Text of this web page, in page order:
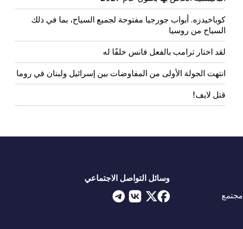
كوباخيدزه. أبواب جورجيا مفتوحة لجميع السياح، بما في ذلك
السياح من روسيا
لقد اختار ترامب بالفعل فانس خلفًا له
انتهت الجولة الأولى من المفاوضات بين إسرائيل ولبنان في روما
قتل لايف!
مجتمع
وسائل التواصل الاجتماعي